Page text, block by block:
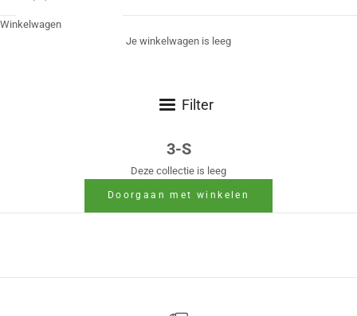
Winkelwagen
Je winkelwagen is leeg
Filter
3-S
Deze collectie is leeg
Doorgaan met winkelen